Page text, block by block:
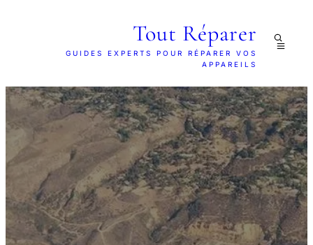
Tout Réparer
GUIDES EXPERTS POUR RÉPARER VOS
APPAREILS